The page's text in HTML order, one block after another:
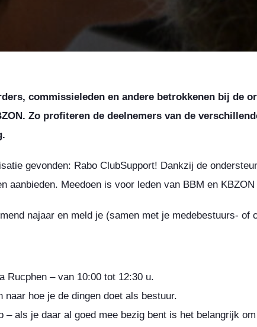
commissieleden en andere betrokkenen bij de
Zo profiteren de deelnemers van de
gevonden: Rabo ClubSupport! Dankzij de
aanbieden. Meedoen is voor leden van BBM en
najaar en meld je (samen met je medebestuurs- of
Rucphen – van 10:00 tot 12:30 u.
hoe je de dingen doet als bestuur.
als je daar al goed mee bezig bent is het belangrijk